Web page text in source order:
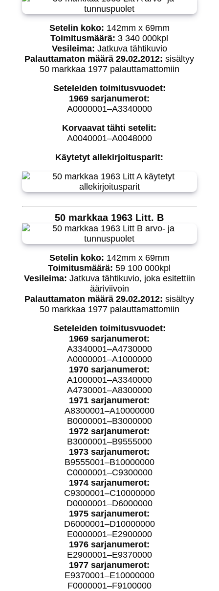
Setelin koko: 142mm x 69mm
Toimitusmäärä: 3 340 000kpl
Vesileima: Jatkuva tähtikuvio
Palauttamaton määrä 29.02.2012:sisältyy
50 markkaa 1977 palauttamattomiin
Seteleiden toimitusvuodet:
1969 sarjanumerot:
A0000001–A3340000
Korvaavat tähti setelit:
A0040001–A0048000
Käytetyt allekirjoitusparit:
50 markkaa 1963 Litt. B
Setelin koko: 142mm x 69mm
Toimitusmäärä: 59 100 000kpl
Vesileima: Jatkuva tähtikuvio, joka esitettiin
ääriviivoin
Palauttamaton määrä 29.02.2012:sisältyy
50 markkaa 1977 palauttamattomiin
Seteleiden toimitusvuodet:
1969 sarjanumerot:
A3340001–A4730000
A0000001–A1000000
1970 sarjanumerot:
A1000001–A3340000
A4730001–A8300000
1971 sarjanumerot:
A8300001–A10000000
B0000001–B3000000
1972 sarjanumerot:
B3000001–B9555000
1973 sarjanumerot:
B9555001–B10000000
C0000001–C9300000
1974 sarjanumerot:
C9300001–C10000000
D0000001–D6000000
1975 sarjanumerot:
D6000001–D10000000
E0000001–E2900000
1976 sarjanumerot:
E2900001–E9370000
1977 sarjanumerot:
E9370001–E10000000
F0000001–F9100000